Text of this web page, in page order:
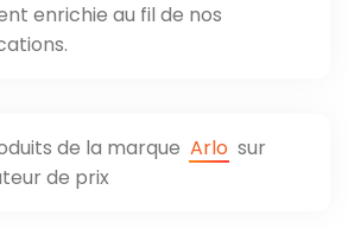
enrichie au fil de nos
de la marque Arlo sur
de prix